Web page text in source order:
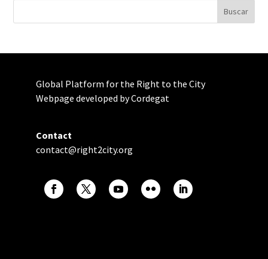
Global Platform for the Right to the City
Webpage developed by Cordegat
Contact
contact@right2city.org